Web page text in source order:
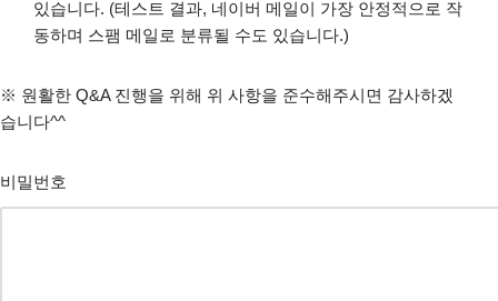
있습니다. (테스트 결과, 네이버 메일이 가장 안정적으로 작
동하며 스팸 메일로 분류될 수도 있습니다.)
※ 원활한 Q&A 진행을 위해 위 사항을 준수해주시면 감사하겠
습니다^^
비밀번호